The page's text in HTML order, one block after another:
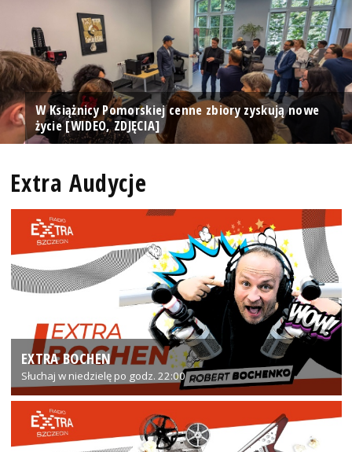
W Książnicy Pomorskiej cenne zbiory zyskują nowe
życie [WIDEO, ZDJĘCIA]
Extra Audycje
EXTRA BOCHEN
Słuchaj w niedzielę po godz. 22:00